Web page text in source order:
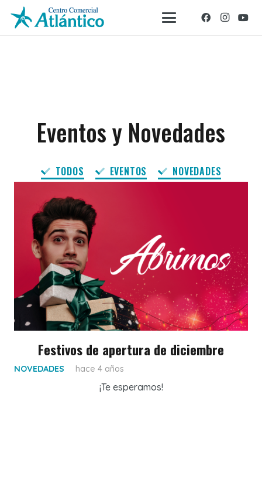
Eventos y Novedades
TODOS EVENTOS NOVEDADES
Festivos de apertura de diciembre
NOVEDADES hace 4 años
¡Te esperamos!